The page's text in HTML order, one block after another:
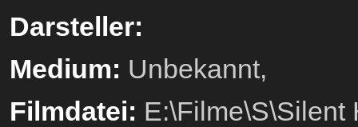
Darsteller:
Medium: Unbekannt,
Filmdatei: E:\Filme\S\Silent